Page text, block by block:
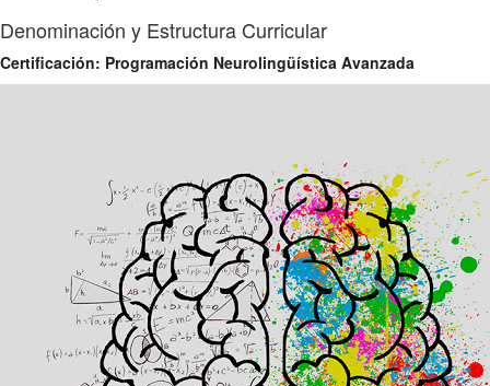
Denominación y Estructura Curricular
Certificación: Programación Neurolingüística Avanzada